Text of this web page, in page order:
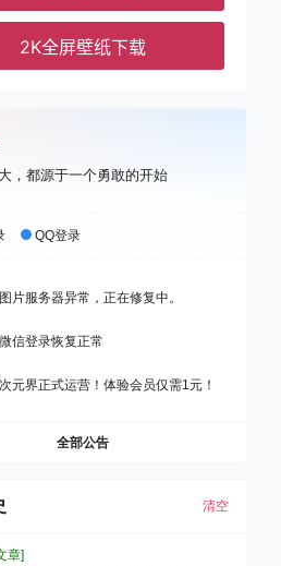
2K全屏壁纸下载
，都源于一个勇敢的开始
QQ登录
图片服务器异常，正在修复中。
微信登录恢复正常
次元界正式运营！体验会员仅需1元！
全部公告
清空
章]